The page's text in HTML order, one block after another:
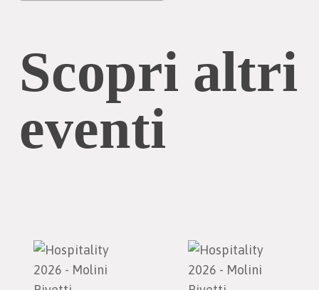
Scopri altri
eventi
Crostata
di
Pizza
in